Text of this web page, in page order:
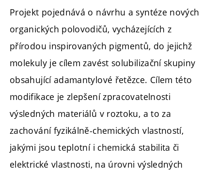
Projekt pojednává o návrhu a syntéze nových
organických polovodičů, vycházejících z
přírodou inspirovaných pigmentů, do jejichž
molekuly je cílem zavést solubilizační skupiny
obsahující adamantylové řetězce. Cílem této
modifikace je zlepšení zpracovatelnosti
výsledných materiálů v roztoku, a to za
zachování fyzikálně-chemických vlastností,
jakými jsou teplotní i chemická stabilita či
elektrické vlastnosti, na úrovni výsledných